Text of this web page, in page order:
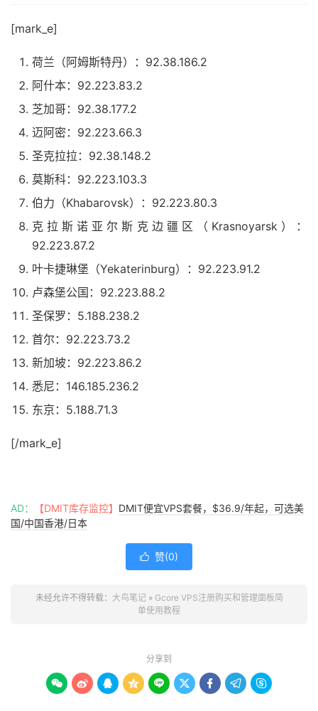
[mark_e]
荷兰（阿姆斯特丹）：92.38.186.2
阿什本：92.223.83.2
芝加哥：92.38.177.2
迈阿密：92.223.66.3
圣克拉拉：92.38.148.2
莫斯科：92.223.103.3
伯力（Khabarovsk）：92.223.80.3
克拉斯诺亚尔斯克边疆区（Krasnoyarsk）：
92.223.87.2
叶卡捷琳堡（Yekaterinburg）：92.223.91.2
卢森堡公国：92.223.88.2
圣保罗：5.188.238.2
首尔：92.223.73.2
新加坡：92.223.86.2
悉尼：146.185.236.2
东京：5.188.71.3
[/mark_e]
AD： 【DMIT库存监控】 DMIT便宜VPS套餐，$36.9/年起，可选美
国/中国香港/日本
 赞(0)
未经允许不得转载： 大鸟笔记» Gcore VPS注册购买和管理面板简
单使用教程
分享到
        